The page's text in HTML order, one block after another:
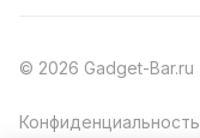
© 2026 Gadget-Bar.ru
Конфиденциальность